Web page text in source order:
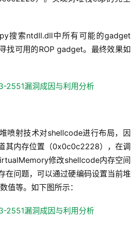
搜索ntdll.dll中所有可能的gadget
找可用的ROP gadget。最终效果如
喷射技术对shellcode进行布局，因
其内存位置（0x0c0c2228），在调
修改shellcode内存空间
在问题，可以通过硬编码设置当前堆
值等。如下图所示：